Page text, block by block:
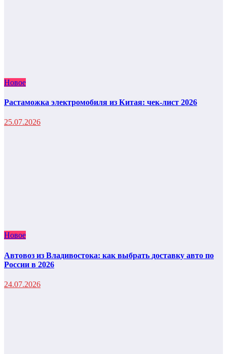
Новое
Растаможка электромобиля из Китая: чек-лист 2026
25.07.2026
Новое
Автовоз из Владивостока: как выбрать доставку авто по
России в 2026
24.07.2026